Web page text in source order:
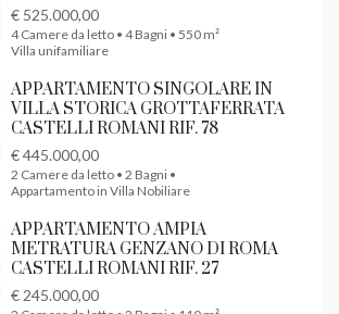
€ 525.000,00
4 Camere da letto • 4 Bagni • 550 m²
Villa unifamiliare
APPARTAMENTO SINGOLARE IN
VILLA STORICA GROTTAFERRATA
CASTELLI ROMANI RIF. 78
€ 445.000,00
2 Camere da letto • 2 Bagni •
Appartamento in Villa Nobiliare
APPARTAMENTO AMPIA
METRATURA GENZANO DI ROMA
CASTELLI ROMANI RIF. 27
€ 245.000,00